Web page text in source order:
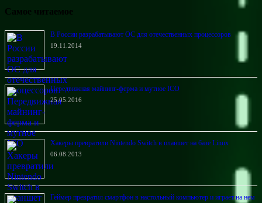
Самое читаемое
В России разрабатывают ОС для отечественных процессоров
19.11.2014
Передвижная майнинг-ферма и мутное ICO
25.05.2016
Хакеры превратили Nintendo Switch в планшет на базе Linux
06.08.2013
Геймер превратил смартфон в настольный компьютер и играет на нем